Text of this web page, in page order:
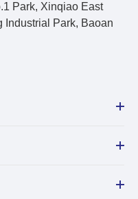
Park, Xinqiao East
Industrial Park, Baoan